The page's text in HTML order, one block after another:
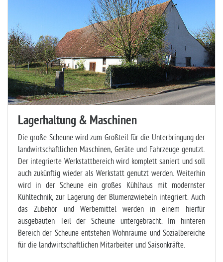
Lagerhaltung & Maschinen
Die große Scheune wird zum Großteil für die Unterbringung der
landwirtschaftlichen Maschinen, Geräte und Fahrzeuge genutzt.
Der integrierte Werkstattbereich wird komplett saniert und soll
auch zukünftig wieder als Werkstatt genutzt werden. Weiterhin
wird in der Scheune ein großes Kühlhaus mit modernster
Kühltechnik, zur Lagerung der Blumenzwiebeln integriert. Auch
das Zubehör und Werbemittel werden in einem hierfür
ausgebauten Teil der Scheune untergebracht. Im hinteren
Bereich der Scheune entstehen Wohnräume und Sozialbereiche
für die landwirtschaftlichen Mitarbeiter und Saisonkräfte.